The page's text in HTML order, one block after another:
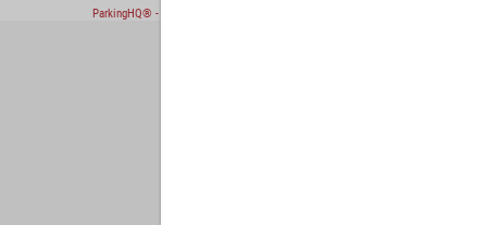
ParkingHQ® - eine Lösung von